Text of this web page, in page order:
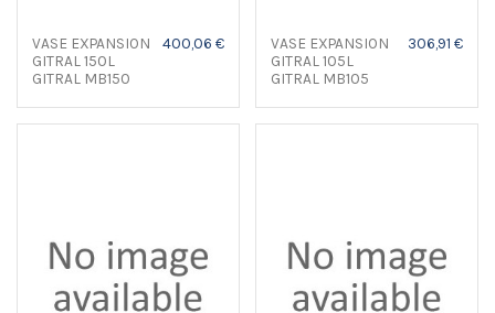
VASE EXPANSION
GITRAL 150L
GITRAL MB150
400,06 €
VASE EXPANSION
GITRAL 105L
GITRAL MB105
306,91 €